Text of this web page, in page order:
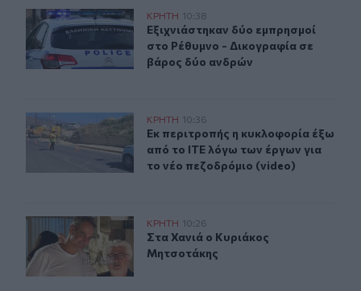
Εξιχνιάστηκαν δύο εμπρησμοί στο Ρέθυμνο -
ΚΡΗΤΗ 10:38
Εξιχνιάστηκαν δύο εμπρησμοί
Εξιχνιάστηκαν δύο εμπρησμοί
στο Ρέθυμνο - Δικογραφία σε
βάρος δύο ανδρών
Εκ περιτροπής η κυκλοφορία έξω από το ΙΤΕ λόγω των
ΚΡΗΤΗ 10:36
Εκ περιτροπής η κυκλοφορία έξω
Εκ περιτροπής η κυκλοφορία έξω
από το ΙΤΕ λόγω των έργων για
το νέο πεζοδρόμιο (video)
Στα Χανιά ο Κυριάκος Μητσοτάκης
ΚΡΗΤΗ 10:26
Στα Χανιά ο Κυριάκος Μητσοτάκης
Στα Χανιά ο Κυριάκος
Μητσοτάκης